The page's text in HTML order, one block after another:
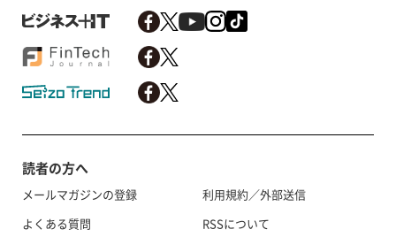
読者の方へ
メールマガジンの登録
よくある質問
利用規約／外部送信
RSSについて